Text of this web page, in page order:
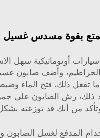
بقوة مسدس غسيل
أوتوماتيكية سهل
وأضف صابون
تفعل ذلك، فتح الماء
ذلك، رش الصابون على جميع
من أنك قد توزعته
المدفع لغسل الصابون